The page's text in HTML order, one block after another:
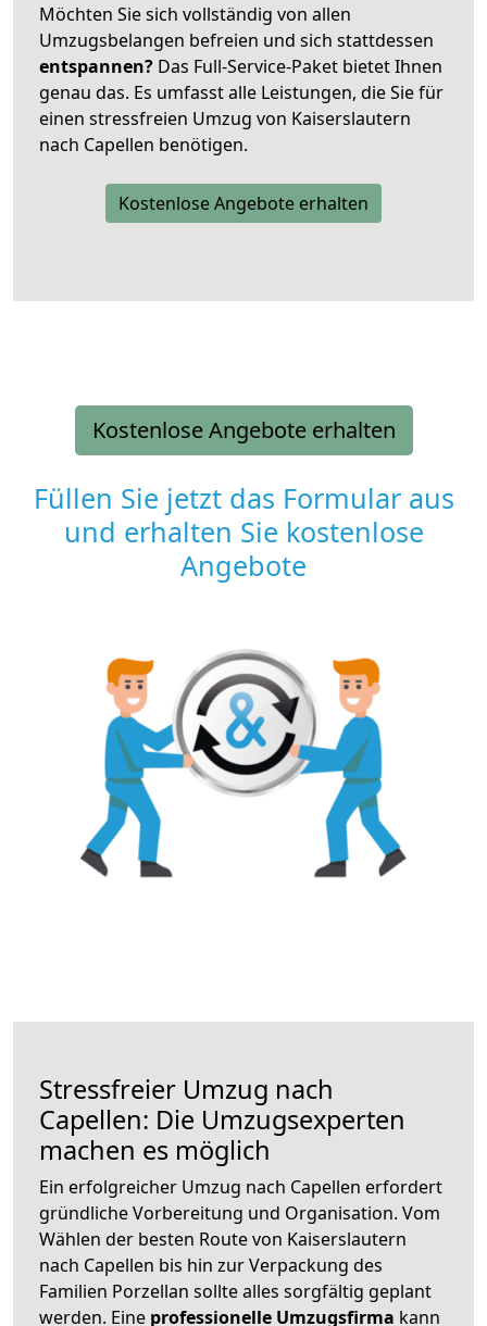
Möchten Sie sich vollständig von allen
Umzugsbelangen befreien und sich stattdessen
entspannen? Das Full-Service-Paket bietet Ihnen
genau das. Es umfasst alle Leistungen, die Sie für
einen stressfreien Umzug von Kaiserslautern
nach Capellen benötigen.
Kostenlose Angebote erhalten
Kostenlose Angebote erhalten
Füllen Sie jetzt das Formular aus
und erhalten Sie kostenlose
Angebote
Stressfreier Umzug nach
Capellen: Die Umzugsexperten
machen es möglich
Ein erfolgreicher Umzug nach Capellen erfordert
gründliche Vorbereitung und Organisation. Vom
Wählen der besten Route von Kaiserslautern
nach Capellen bis hin zur Verpackung des
Familien Porzellan sollte alles sorgfältig geplant
werden. Eine professionelle Umzugsfirma kann